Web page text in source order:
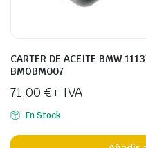
CARTER DE ACEITE BMW
BMOBM007
71,00 €+ IVA
En Stock